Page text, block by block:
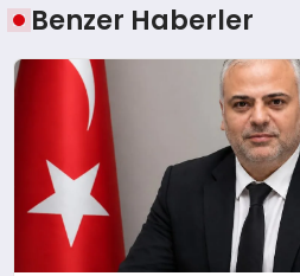
Benzer Haberler